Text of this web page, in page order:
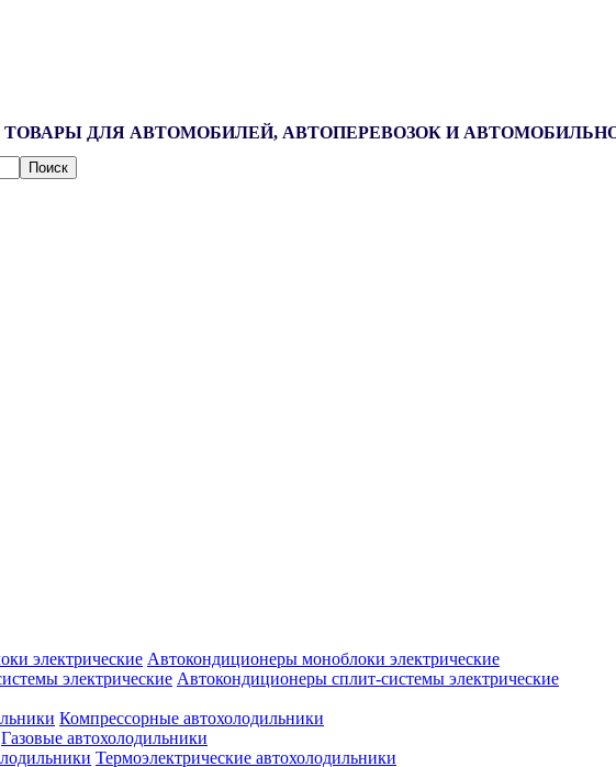
ТОВАРЫ ДЛЯ АВТОМОБИЛЕЙ, АВТОПЕРЕВОЗОК И
Автокондиционеры моноблоки электрические
Автокондиционеры сплит-системы электрические
Компрессорные автохолодильники
Газовые автохолодильники
Термоэлектрические автохолодильники